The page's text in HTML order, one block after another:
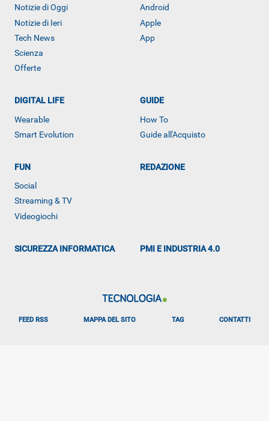
ALTRO
Notizie di Oggi
Notizie di Ieri
Tech News
Scienza
Offerte
Android
Apple
App
DIGITAL LIFE
Wearable
Smart Evolution
GUIDE
How To
Guide all'Acquisto
FUN
Social
Streaming & TV
Videogiochi
REDAZIONE
SICUREZZA INFORMATICA PMI E INDUSTRIA 4.0
FEED RSS MAPPA DEL SITO TAG CONTATTI